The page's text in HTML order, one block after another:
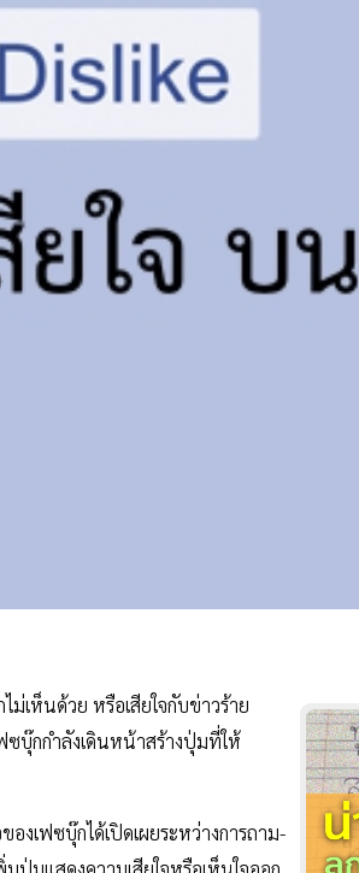
เห็นด้วย หรือเสียใจกับข่าวร้าย
ซบุ๊กกำลังเดินหน้าสร้างปุ่มที่ให้
งเฟซบุ๊กได้เปิดเผยระหว่างการถาม-